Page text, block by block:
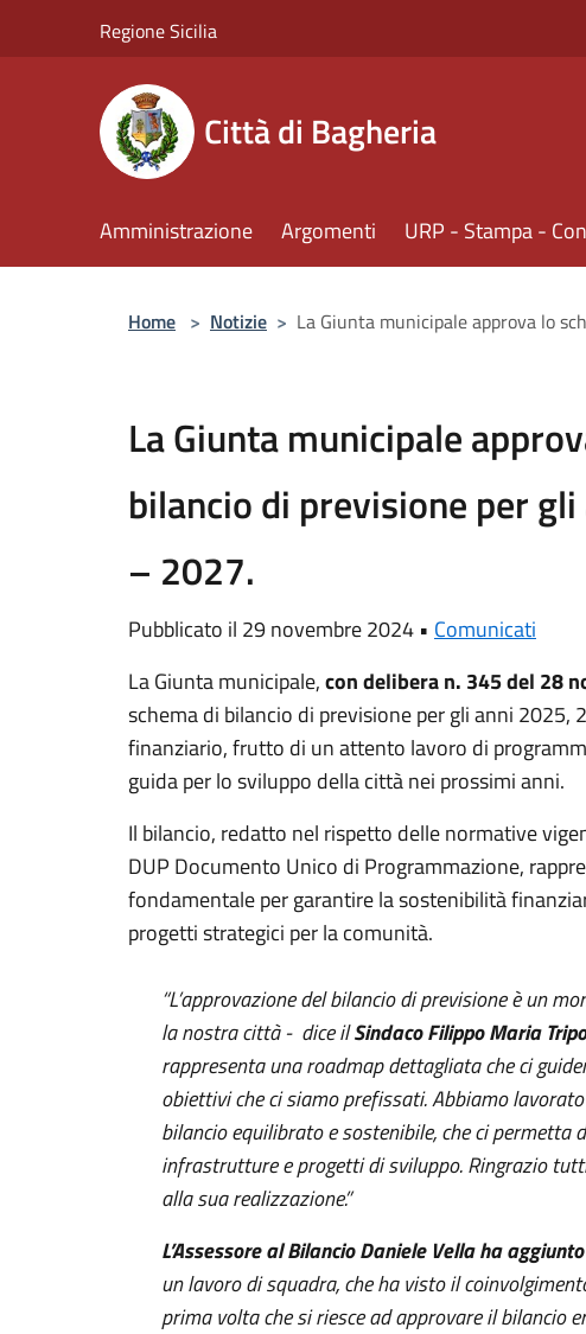
Regione Sicilia
Città di Bagheria
Amministrazione Argomenti URP - Stampa -
Home > Notizie > La Giunta municipale approva lo
La Giunta municipale
bilancio di previsione per
– 2027.
Pubblicato il 29 novembre 2024 • Comunicati
La Giunta municipale,con delibera n. 345 del 28
schema di bilancio di previsione per gli anni
finanziario, frutto di un attento lavoro di
guida per lo sviluppo della città nei prossimi anni.
Il bilancio, redatto nel rispetto delle normative
DUP Documento Unico di Programmazione,
fondamentale per garantire la sostenibilità
progetti strategici per la comunità.
“L’approvazione del bilancio di previsione è un
la nostra città - dice ilSindaco Filippo Maria
rappresenta una roadmap dettagliata che ci
obiettivi che ci siamo prefissati. Abbiamo
bilancio equilibrato e sostenibile, che ci permetta
infrastrutture e progetti di sviluppo. Ringrazio
alla sua realizzazione.”
L’Assessore al Bilancio Daniele Vella ha aggiunto
un lavoro di squadra, che ha visto il
prima volta che si riesce ad approvare il bilancio